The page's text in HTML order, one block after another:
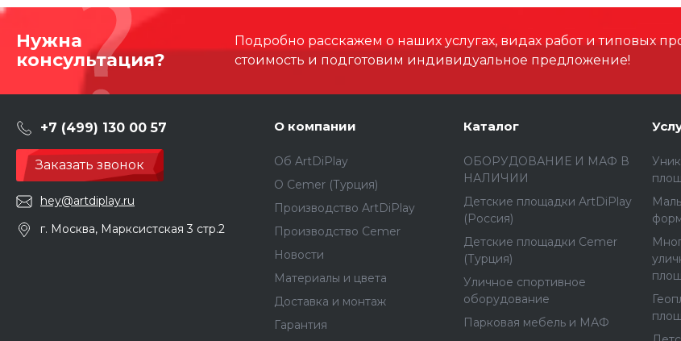
Нужна
консультация?
Подробно расскажем о наших услугах, видах работ и типовых
стоимость и подготовим индивидуальное предложение!
+7 (499) 130 00 57
Заказать звонок
hey@artdiplay.ru
г. Москва, Марксистская 3 стр.2
О компании
Об ArtDiPlay
О Сemer (Турция)
Производство ArtDiPlay
Производство Cemer
Новости
Материалы и цвета
Доставка и монтаж
Гарантия
Каталог
ОБОРУДОВАНИЕ И МАФ В
НАЛИЧИИ
Детские площадки ArtDiPlay
(Россия)
Детские площадки Cemer
(Турция)
Уличное спортивное
оборудование
Парковая мебель и МАФ